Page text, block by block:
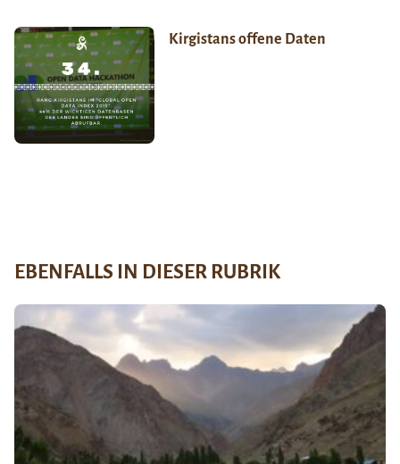
Kirgistans offene Daten
EBENFALLS IN DIESER RUBRIK